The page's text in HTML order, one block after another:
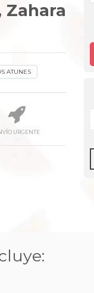
Zahara
ATUNES
URGENTE